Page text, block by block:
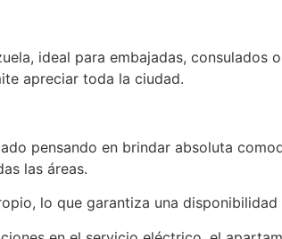
ideal para embajadas, consulados
apreciar toda la ciudad.
pensando en brindar absoluta
las áreas.
lo que garantiza una